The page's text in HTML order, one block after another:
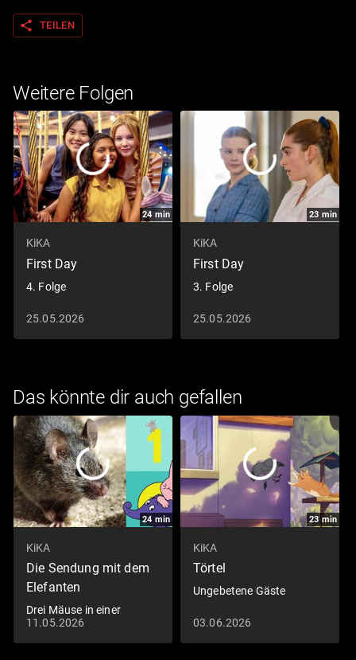
share TEILEN
Weitere Folgen
24 min
KiKA
First Day
4. Folge
25.05.2026
23 min
KiKA
First Day
3. Folge
25.05.2026
Das könnte dir auch gefallen
24 min
KiKA
Die Sendung mit dem
Elefanten
Drei Mäuse in einer
Scheune
11.05.2026
23 min
KiKA
Törtel
Ungebetene Gäste
03.06.2026